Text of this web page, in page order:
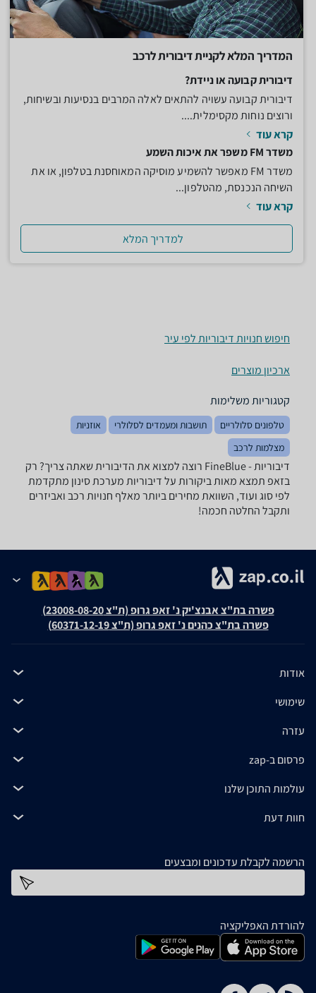
המדריך המלא לקניית דיבורית לרכב
דיבורית קבועה או ניידת?
דיבורית קבועה עשויה להתאים לאלה המרבים בנסיעות ובשיחות,
ורוצים נוחות מקסימלית....
קרא עוד
משדר FM משפר את איכות השמע
משדר FM מאפשר להשמיע מוסיקה המאוחסנת בטלפון, או את
השיחה הנכנסת, מהטלפון...
קרא עוד
למדריך המלא
חיפוש חנויות דיבוריות לפי עיר
ארכיון מוצרים
קטגוריות משלימות
טלפונים סלולריים תושבות ומעמדים לסלולרי
אוזניות
מצלמות לרכב
דיבוריות - ‏FineBlue רוצה למצוא את הדיבורית שאתה צריך? רק
בזאפ תמצא מאות ביקורות על דיבוריות מערכת סינון מתקדמת
לפי סוג ועוד, השוואת מחירים ביותר מאלף חנויות רכב ואביזרים
ותקבל החלטה חכמה!
פשרה בת"צ אבנצ'יק נ' זאפ גרופ (ת"צ 23008-08-20)
פשרה בת"צ כהנים נ' זאפ גרופ (ת"צ 60371-12-19)
אודות
שימושי
עזרה
פרסום ב-zap
עולמות התוכן שלנו
חוות דעת
הרשמה לקבלת עדכונים ומבצעים
להורדת האפליקציה